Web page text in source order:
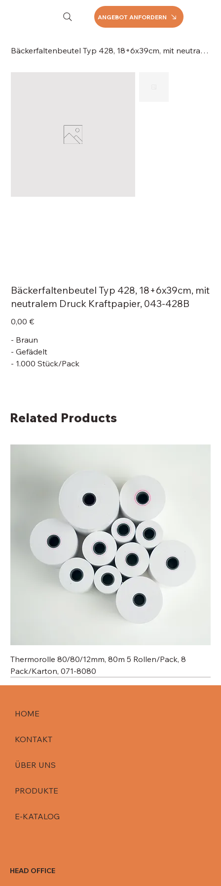
ANGEBOT ANFORDERN
Bäckerfaltenbeutel Typ 428, 18+6x39cm, mit neutralem Druck Kraftpapier, 043-428B
Bäckerfaltenbeutel Typ 428, 18+6x39cm, mit
neutralem Druck Kraftpapier, 043-428B
Price
0,00 €
- Braun
- Gefädelt
- 1.000 Stück/Pack
Related Products
Thermorolle 80/80/12mm, 80m 5 Rollen/Pack, 8
Pack/Karton, 071-8080
HOME
KONTAKT
ÜBER UNS
PRODUKTE
E-KATALOG
HEAD OFFICE